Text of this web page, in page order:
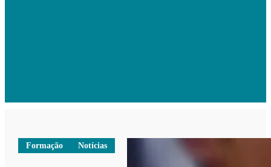
Formação Notícias